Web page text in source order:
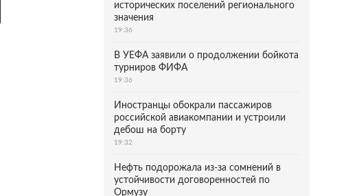
исторических поселений регионального
значения
19:36
В УЕФА заявили о продолжении бойкота
турниров ФИФА
19:36
Иностранцы обокрали пассажиров
российской авиакомпании и устроили
дебош на борту
19:32
Нефть подорожала из-за сомнений в
устойчивости договоренностей по
Ормузу